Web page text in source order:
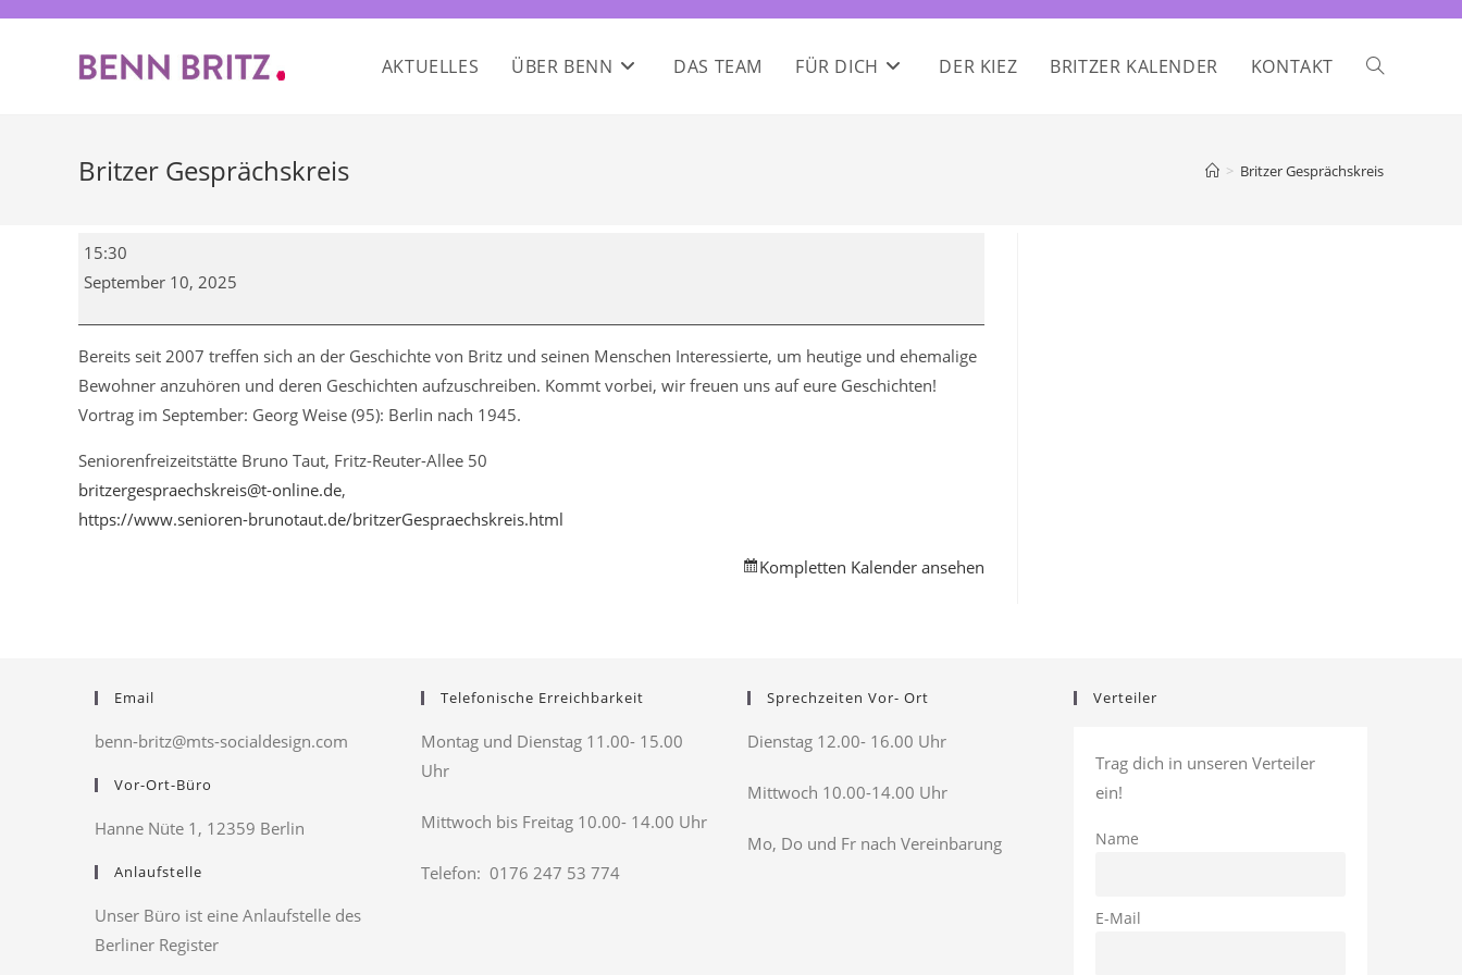
AKTUELLES ÜBER BENN DAS TEAM FÜR DICH DER KIEZ BRITZER KALENDER KONTAKT WEBSITE-
SUCHE
Britzer Gesprächskreis > Britzer Gesprächskreis
Britzer
Gesprächskreis
15:30
September 10, 2025
Bereits seit 2007 treffen sich an der Geschichte von Britz und seinen Menschen Interessierte, um heutige und ehemalige
Bewohner anzuhören und deren Geschichten aufzuschreiben. Kommt vorbei, wir freuen uns auf eure Geschichten!
Vortrag im September: Georg Weise (95): Berlin nach 1945.
Seniorenfreizeitstätte Bruno Taut, Fritz-Reuter-Allee 50
britzergespraechskreis@t-online.de,
https://www.senioren-brunotaut.de/britzerGespraechskreis.html
Kompletten Kalender ansehen
Email
benn-britz@mts-socialdesign.com
Vor-Ort-Büro
Hanne Nüte 1, 12359 Berlin
Anlaufstelle
Unser Büro ist eine Anlaufstelle des
Berliner Register
Telefonische Erreichbarkeit
Montag und Dienstag 11.00- 15.00
Uhr
Mittwoch bis Freitag 10.00- 14.00 Uhr
Telefon: 0176 247 53 774
Sprechzeiten Vor- Ort
Dienstag 12.00- 16.00 Uhr
Mittwoch 10.00-14.00 Uhr
Mo, Do und Fr nach Vereinbarung
Verteiler
Trag dich in unseren Verteiler
ein!
Name
E-Mail